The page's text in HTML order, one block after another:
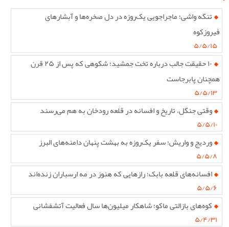
تنگه واشی؛ ماجراجویی یک‌روزه در دل صخره‌ها و آبشارهای
فیروزکوه
۵/۵/۱۵
۱۰ حقیقت جالب درباره تخت جمشید؛ شکوهی که پس از ۲۵ قرن
همچنان پابرجاست
۵/۵/۱۳
وقتی جنگل، تاریخ و افسانه در قلعه رودخان به هم می‌رسند
۵/۵/۱۰
وردیج و واریش؛ سفر یک‌روزه به بهشت پنهان دامنه‌های البرز
۵/۵/۸
افسانه‌های قلعه بابک؛ رازهایی که هنوز در مه ارسباران زنده‌اند
۵/۵/۶
کوه‌های بازالتی ماکو؛ شاهکار میلیون‌ها سال فعالیت آتشفشانی
۵/۴/۳۱